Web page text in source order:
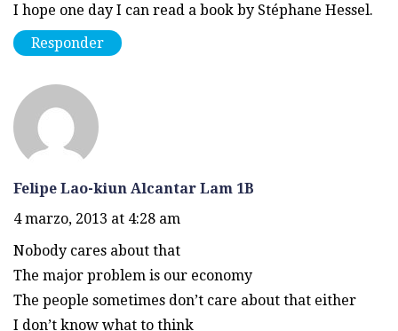
I hope one day I can read a book by Stéphane Hessel.
Responder
Felipe Lao-kiun Alcantar Lam 1B
4 marzo, 2013 at 4:28 am
Nobody cares about that
The major problem is our economy
The people sometimes don’t care about that either
I don’t know what to think